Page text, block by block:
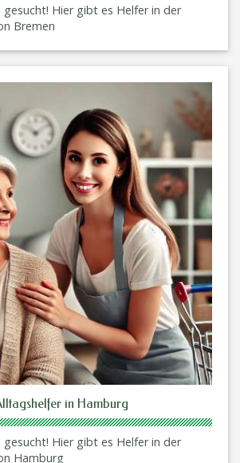
Hier gibt es Helfer in der
Bremen
in Hamburg
Hier gibt es Helfer in der
Hamburg